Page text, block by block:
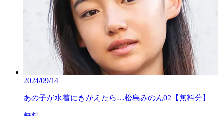
2024/09/14
あの子が水着にきがえたら…松島みのん02【無料分】